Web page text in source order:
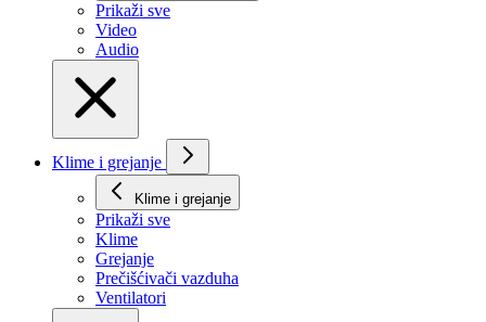
Prikaži svе
Video
Audio
Klime i grejanje
Klime i grejanje
Prikaži svе
Klime
Grejanje
Prečišćivači vazduha
Ventilatori